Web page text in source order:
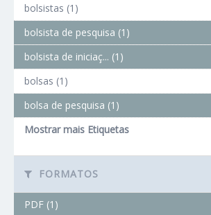
bolsistas (1)
bolsista de pesquisa (1)
bolsista de iniciaç... (1)
bolsas (1)
bolsa de pesquisa (1)
Mostrar mais Etiquetas
FORMATOS
PDF (1)